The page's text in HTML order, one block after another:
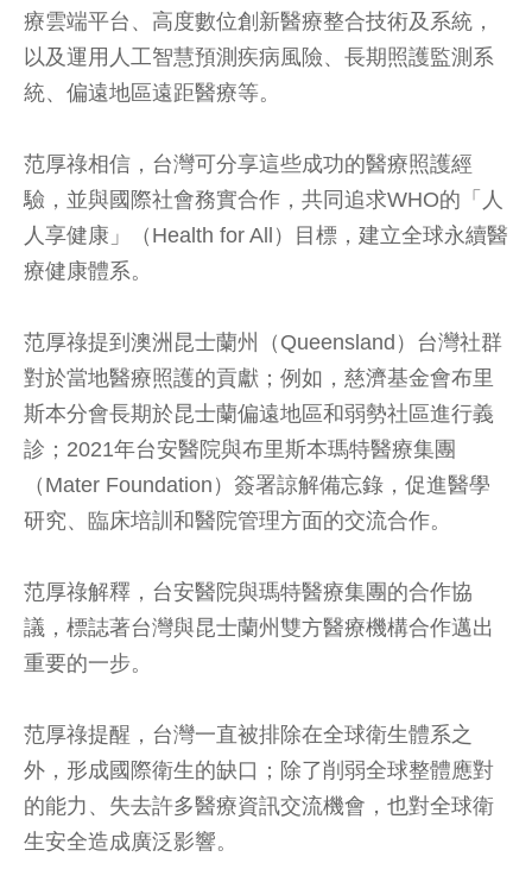
療雲端平台、高度數位創新醫療整合技術及系統，
以及運用人工智慧預測疾病風險、長期照護監測系
統、偏遠地區遠距醫療等。
范厚祿相信，台灣可分享這些成功的醫療照護經
驗，並與國際社會務實合作，共同追求WHO的「人
人享健康」（Health for All）目標，建立全球永續醫
療健康體系。
范厚祿提到澳洲昆士蘭州（Queensland）台灣社群
對於當地醫療照護的貢獻；例如，慈濟基金會布里
斯本分會長期於昆士蘭偏遠地區和弱勢社區進行義
診；2021年台安醫院與布里斯本瑪特醫療集團
（Mater Foundation）簽署諒解備忘錄，促進醫學
研究、臨床培訓和醫院管理方面的交流合作。
范厚祿解釋，台安醫院與瑪特醫療集團的合作協
議，標誌著台灣與昆士蘭州雙方醫療機構合作邁出
重要的一步。
范厚祿提醒，台灣一直被排除在全球衛生體系之
外，形成國際衛生的缺口；除了削弱全球整體應對
的能力、失去許多醫療資訊交流機會，也對全球衛
生安全造成廣泛影響。